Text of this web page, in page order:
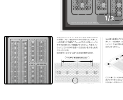
1/3